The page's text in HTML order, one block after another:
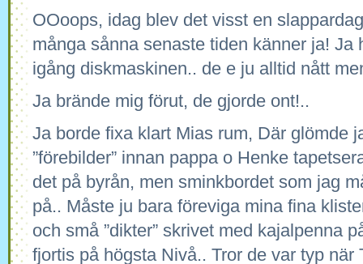
OOoops, idag blev det visst en
många sånna senaste tiden känner ja! Ja
igång diskmaskinen.. de e ju alltid nått
Ja brände mig förut, de gjorde ont!..
Ja borde fixa klart Mias rum, Där glömde
”förebilder” innan pappa o Henke
det på byrån, men sminkbordet som jag
på.. Måste ju bara föreviga mina fina
och små ”dikter” skrivet med kajalpenna
fjortis på högsta Nivå.. Tror de var typ när